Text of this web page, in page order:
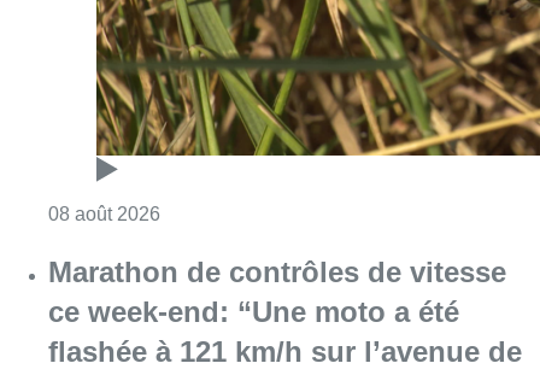
08 août 2026
Marathon de contrôles de vitesse
ce week-end: “Une moto a été
flashée à 121 km/h sur l’avenue de